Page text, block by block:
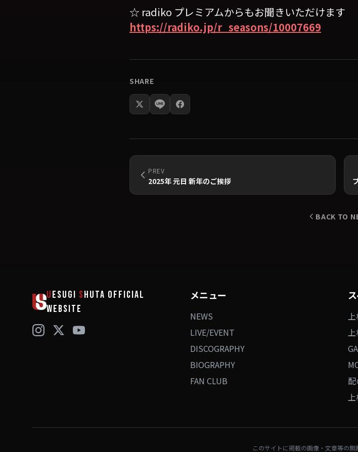
☆ radiko プレミアムからもお聞きいただけます
https://radiko.jp/r_seasons/10007669
SHARE
PREV
2025年 元日 新年のご挨拶
BACK TO
UESUGI SHUTA OFFICIAL
WEBSITE
メニュー
NEWS
LIVE/EVENT
DISCOGRAPHY
BIOGRAPHY
FAN CLUB
このサイトに掲載の画像・文章等の無